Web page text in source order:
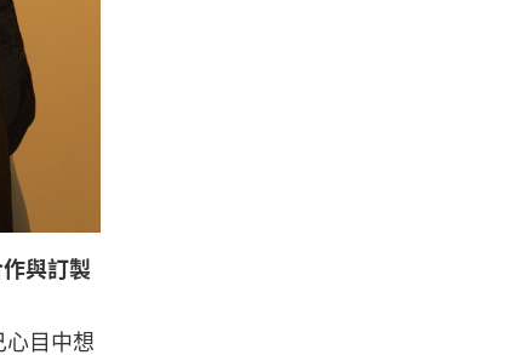
與訂製
目中想